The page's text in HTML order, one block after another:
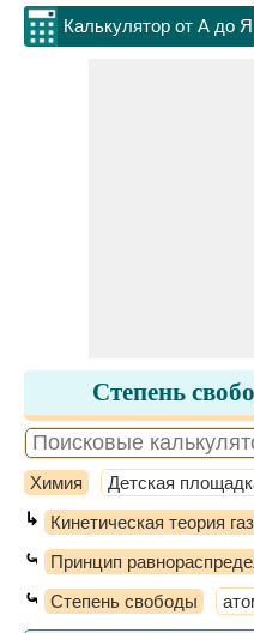
Калькулятор от А до Я
Степень
Химия Детская
↳ Кинетическая теория
⤿ Принцип
⤿ Степень свободы